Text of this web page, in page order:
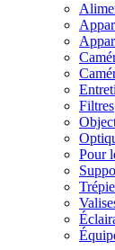
Filtres
Pour